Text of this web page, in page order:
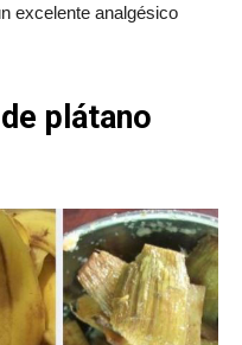
excelente analgésico
plátano